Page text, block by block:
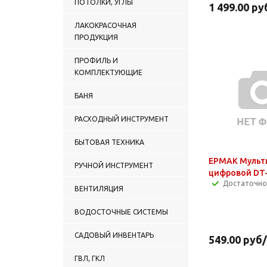
ПОТОЛКИ, УГЛЫ
ЛАКОКРАСОЧНАЯ
ПРОДУКЦИЯ
ПРОФИЛЬ И
КОМПЛЕКТУЮЩИЕ
БАНЯ
РАСХОДНЫЙ ИНСТРУМЕНТ
БЫТОВАЯ ТЕХНИКА
РУЧНОЙ ИНСТРУМЕНТ
ВЕНТИЛЯЦИЯ
ВОДОСТОЧНЫЕ СИСТЕМЫ
САДОВЫЙ ИНВЕНТАРЬ
ГВЛ, ГКЛ
1 499.00
ЕРМАК
цифровой
Достаточно
549.00 руб